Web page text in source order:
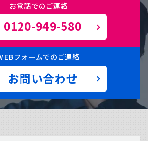
お電話でのご連絡
0120-949-580
フォームでのご連絡
お問い合わせ